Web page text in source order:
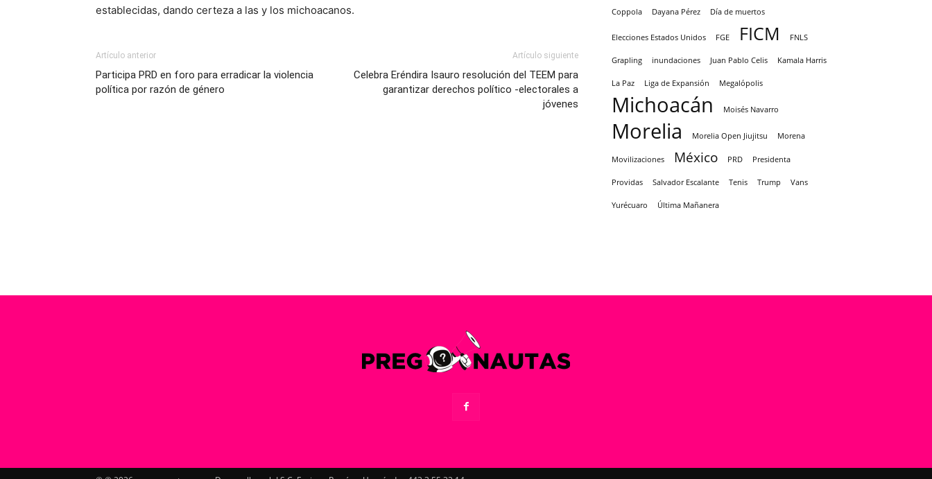
establecidas, dando certeza a las y los michoacanos.
Artículo anterior
Participa PRD en foro para erradicar la violencia
política por razón de género
Artículo siguiente
Celebra Eréndira Isauro resolución del TEEM para
garantizar derechos político -electorales a
jóvenes
Coppola Dayana Pérez Día de muertos
Elecciones Estados Unidos FGE FICM FNLS
Grapling inundaciones Juan Pablo Celis Kamala Harris
La Paz Liga de Expansión Megalópolis
Michoacán Moisés Navarro
Morelia Morelia Open Jiujitsu Morena
Movilizaciones México PRD Presidenta
Providas Salvador Escalante Tenis Trump Vans
Yurécuaro Última Mañanera